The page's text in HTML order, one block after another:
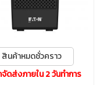
สินค้าหมดชั่วคราว
ดส่งภายใน 2 วันทำการ